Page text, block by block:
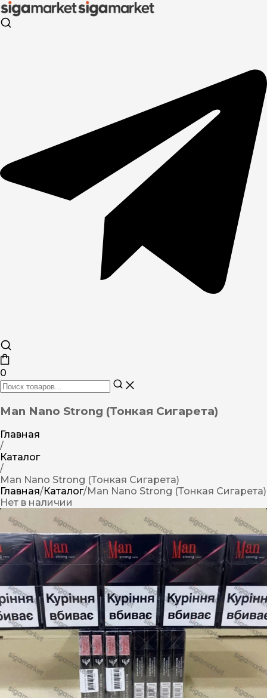
0
Man Nano Strong (Тонкая Сигарета)
Главная
/
Каталог
/
Man Nano Strong (Тонкая Сигарета)
Главная/Каталог/Man Nano Strong (Тонкая Сигарета)
Нет в наличии